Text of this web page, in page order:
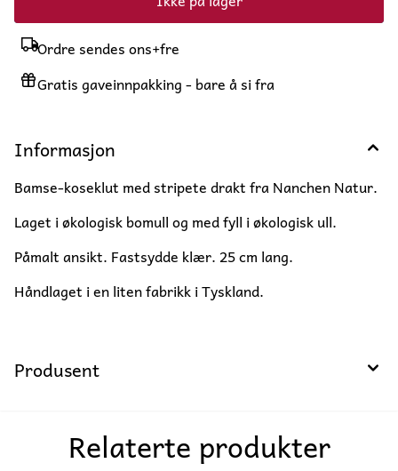
Ordre sendes ons+fre
Gratis gaveinnpakking - bare å si fra
Informasjon
Bamse-koseklut med stripete drakt fra Nanchen Natur.
Laget i økologisk bomull og med fyll i økologisk ull.
Påmalt ansikt. Fastsydde klær. 25 cm lang.
Håndlaget i en liten fabrikk i Tyskland.
Produsent
Relaterte produkter